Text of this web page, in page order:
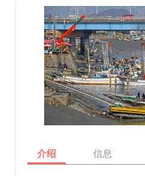
介绍 信息